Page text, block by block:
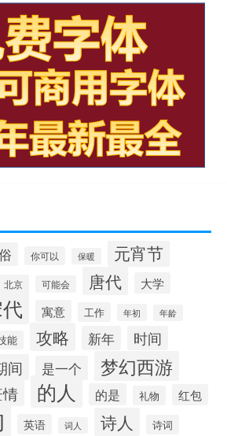
你可以 保暖 元宵节
北京 可能会 唐代
大学
寓意 工作 年初 年龄
能 攻略 新年 时间
间 是一个 梦幻西游
的人 的是 礼物 红包
英语 词人 诗人 诗词